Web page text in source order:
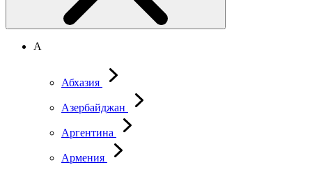
А
Абхазия
Азербайджан
Аргентина
Армения